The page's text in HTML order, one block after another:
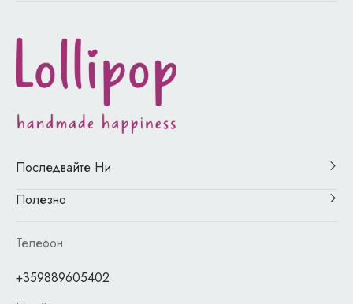
Последвайте Ни
Полезно
Телефон:
+359889605402